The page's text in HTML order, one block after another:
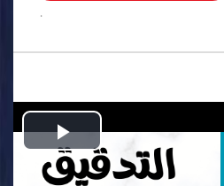
.
Play